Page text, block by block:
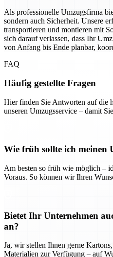
Als professionelle Umzugsfirma
sondern auch Sicherheit. Unsere
transportieren und montieren mit
sich darauf verlassen, dass Ihr
von Anfang bis Ende planbar,
FAQ
Häufig gestellte Fragen
Hier finden Sie Antworten auf die
unseren Umzugsservice – damit
Wie früh sollte ich meinen
Am besten so früh wie möglich –
Voraus. So können wir Ihren
Bietet Ihr Unternehmen
an?
Ja, wir stellen Ihnen gerne
Materialien zur Verfügung – auf